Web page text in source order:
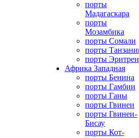
порты
Мадагаскара
порты
Мозамбика
порты Сомали
порты
порты Эритреи
Африка Западная
порты Бенина
порты Гамбии
порты Ганы
порты Гвинеи
порты Гвинеи-
Бисау
порты Кот-